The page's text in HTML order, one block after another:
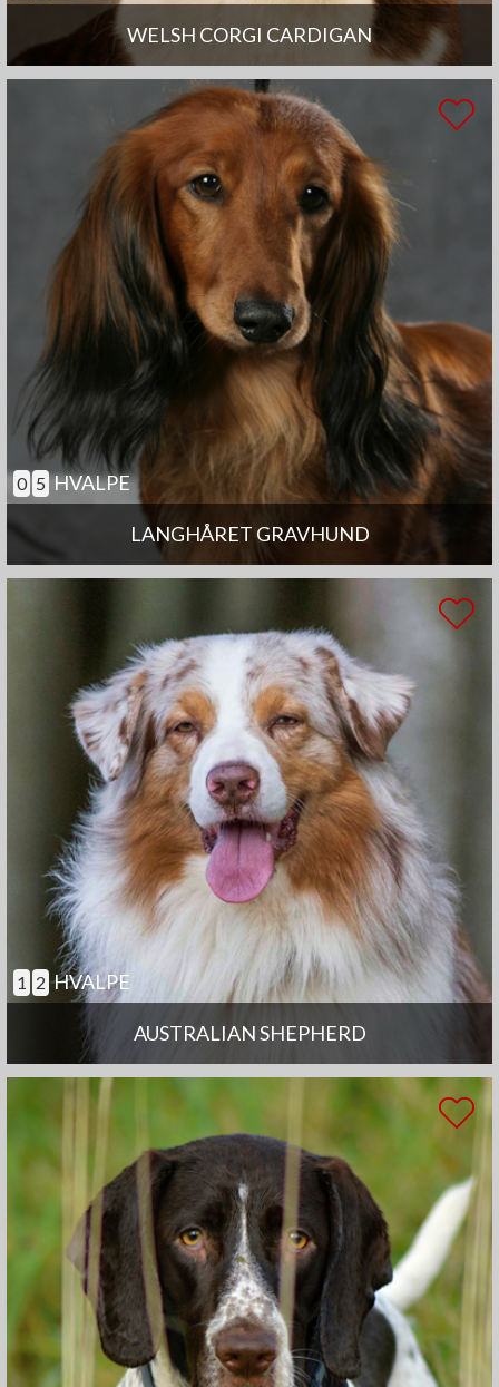
WELSH CORGI CARDIGAN
LANGHÅRET GRAVHUND
0 5 HVALPE
AUSTRALIAN SHEPHERD
1 2 HVALPE